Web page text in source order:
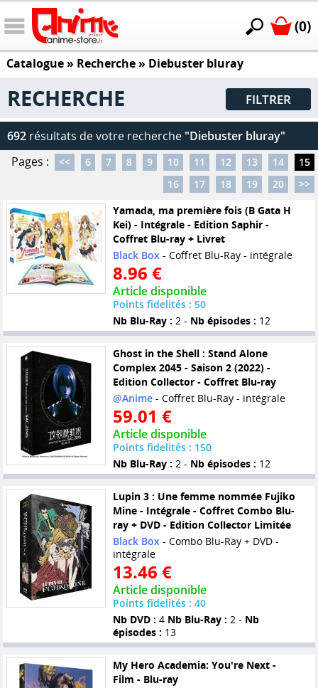
(0)
Catalogue» Recherche » Diebuster bluray
RECHERCHE FILTRER
692 résultats de votre recherche "Diebuster bluray"
Pages :
<< 6 7 8 9 10 11 12 13 14
15
16
17 18 19 20
>>
Yamada, ma première fois (B Gata H
Kei) - Intégrale - Edition Saphir -
Coffret Blu-ray + Livret
Black Box- Coffret Blu-Ray - intégrale
8.96 €
Article disponible
Points fidelités : 50
Nb Blu-Ray : 2 - Nb épisodes : 12
Ghost in the Shell : Stand Alone
Complex 2045 - Saison 2 (2022) -
Edition Collector - Coffret Blu-ray
@Anime- Coffret Blu-Ray - intégrale
59.01 €
Article disponible
Points fidelités : 150
Nb Blu-Ray : 2 - Nb épisodes : 12
Lupin 3 : Une femme nommée Fujiko
Mine - Intégrale - Coffret Combo Blu-
ray + DVD - Edition Collector Limitée
Black Box- Combo Blu-Ray + DVD -
intégrale
13.46 €
Article disponible
Points fidelités : 40
Nb DVD : 4 Nb Blu-Ray : 2 - Nb
épisodes : 13
My Hero Academia: You're Next -
Film - Blu-ray